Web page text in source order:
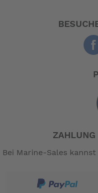
Bei Marine-Sales